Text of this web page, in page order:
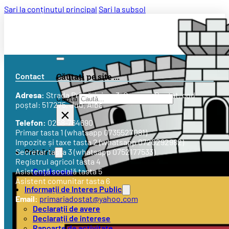
Sari la conținutul principal Sari la subsol
Căutați pe site ...
Caută
×
Primăria
Conducere
Informații de Interes Public
Declarații de avere
Declarații de interese
Contact
Adresa: StradaPrimăriei nr. 3, Comuna Doștat, cod
poștal: 517275, Jud. Alba
Telefon: 0258-764690
Primar tasta 1 (whatsapp 0735527081)
Impozite și taxe tasta 2 (whatsapp 0720292982)
Secretar tasta 3 (whatsapp 0752177533)
Registrul agricol tasta 4
Asistență socială tasta 5
Asistent comunitar tasta 6
Email: primariadostat@yahoo.com